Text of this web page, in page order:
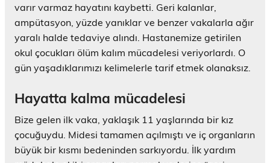
varır varmaz hayatını kaybetti. Geri kalanlar,
ampütasyon, yüzde yanıklar ve benzer vakalarla ağır
yaralı halde tedaviye alındı. Hastanemize getirilen
okul çocukları ölüm kalım mücadelesi veriyorlardı. O
gün yaşadıklarımızı kelimelerle tarif etmek olanaksız.
Hayatta kalma mücadelesi
Bize gelen ilk vaka, yaklaşık 11 yaşlarında bir kız
çocuğuydu. Midesi tamamen açılmıştı ve iç organların
büyük bir kısmı bedeninden sarkıyordu. İlk yardım